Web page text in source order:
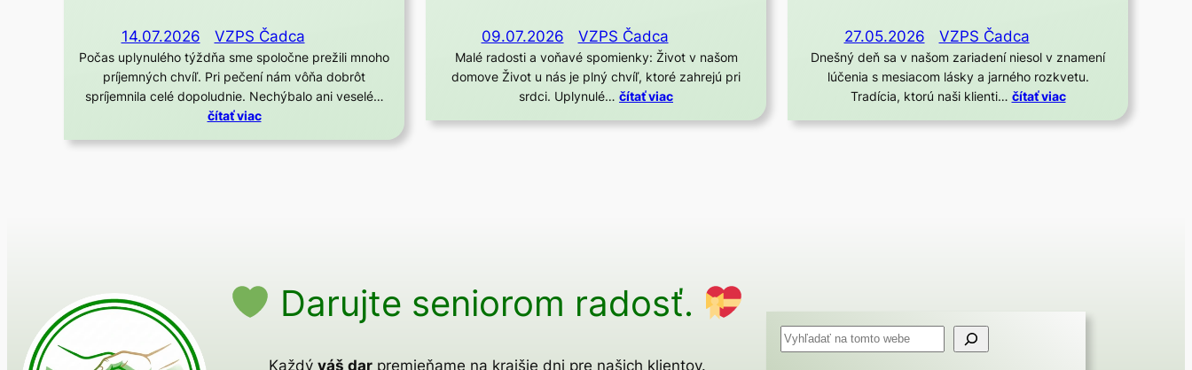
14.07.2026 VZPS Čadca
Počas uplynulého týždňa sme spoločne prežili mnoho
príjemných chvíľ. Pri pečení nám vôňa dobrôt
spríjemnila celé dopoludnie. Nechýbalo ani veselé…
čítať viac
09.07.2026 VZPS Čadca
Malé radosti a voňavé spomienky: Život v našom
domove Život u nás je plný chvíľ, ktoré zahrejú pri
srdci. Uplynulé… čítať viac
27.05.2026 VZPS Čadca
Dnešný deň sa v našom zariadení niesol v znamení
lúčenia s mesiacom lásky a jarného rozkvetu.
Tradícia, ktorú naši klienti… čítať viac
Darujte seniorom radosť.
Každý váš darpremieňame na krajšie dni pre našich klientov.
H